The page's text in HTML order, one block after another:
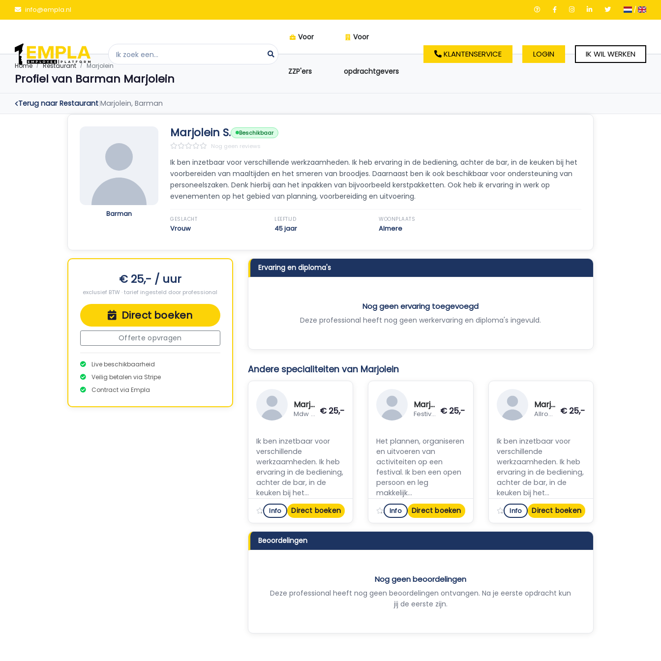
info@empla.nl /
Voor
ZZP'ers
Voor
opdrachtgevers
KLANTENSERVICE LOGIN IK WIL WERKEN
Home Restaurant Marjolein
Profiel van Barman Marjolein
Terug naar Restaurant|Marjolein, Barman
Barman
Marjolein S.
Beschikbaar
Nog geen reviews
Ik ben inzetbaar voor verschillende werkzaamheden. Ik heb ervaring in de bediening, achter de bar, in de keuken bij het
voorbereiden van maaltijden en het smeren van broodjes. Daarnaast ben ik ook beschikbaar voor ondersteuning van
personeelszaken. Denk hierbij aan het inpakken van bijvoorbeeld kerstpakketten. Ook heb ik ervaring in werk op
evenementen op het gebied van planning, voorbereiding en uitvoering.
GESLACHT
Vrouw
LEEFTIJD
45 jaar
WOONPLAATS
Almere
€ 25,- / uur
exclusief BTW · tarief ingesteld door professional
Direct boeken
Offerte opvragen
Live beschikbaarheid
Veilig betalen via Stripe
Contract via Empla
Ervaring en diploma's
Nog geen ervaring toegevoegd
Deze professional heeft nog geen werkervaring en diploma's ingevuld.
Andere specialiteiten van Marjolein
Marjolein
Mdw bediening € 25,-
Ik ben inzetbaar voor
verschillende
werkzaamheden. Ik heb
ervaring in de bediening,
achter de bar, in de
keuken bij het...
Nog geen reviews
Info Direct boeken
Marjolein
Festival mdw € 25,-
Het plannen, organiseren
en uitvoeren van
activiteiten op een
festival. Ik ben een open
persoon en leg
makkelijk...
Nog geen reviews
Info Direct boeken
Marjolein
Allround hospitality € 25,-
Ik ben inzetbaar voor
verschillende
werkzaamheden. Ik heb
ervaring in de bediening,
achter de bar, in de
keuken bij het...
Nog geen reviews
Info Direct boeken
Beoordelingen
Nog geen beoordelingen
Deze professional heeft nog geen beoordelingen ontvangen. Na je eerste opdracht kun
jij de eerste zijn.